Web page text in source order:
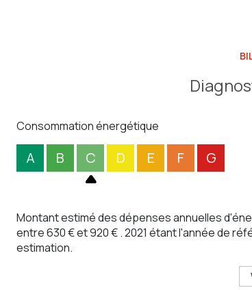
Consommation énergétique
A B C D E F G
Montant estimé des dépenses annuelles
entre 630 € et 920 € . 2021 étant l'année de
estimation.